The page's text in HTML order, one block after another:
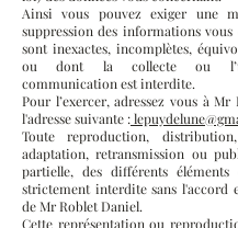
Ainsi vous pouvez exiger une
suppression des informations
sont inexactes, incomplètes,
ou dont la collecte ou
communication est interdite.
Pour l’exercer, adressez vous à Mr
l'adresse suivante :
Toute reproduction,
adaptation, retransmission ou
partielle, des différents
strictement interdite sans l'accord
de Mr Roblet Daniel.
Cette représentation ou